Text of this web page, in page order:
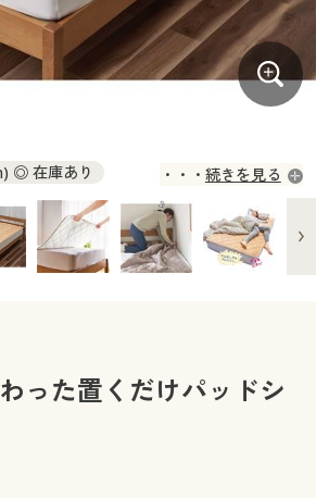
ス下着
服
らのご注文
ント
服
らのご注文
ント
◎ 在庫あり
在庫あり
続きを見る
った置くだけパッドシ